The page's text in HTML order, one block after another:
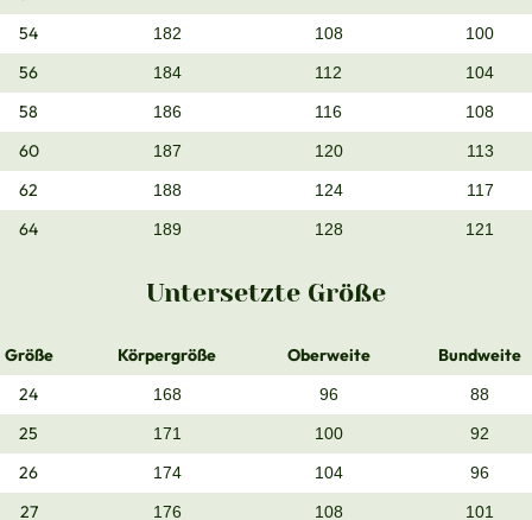
54 182 108 100
56 184 112 104
58 186 116 108
60 187 120 113
62 188 124 117
64 189 128 121
Untersetzte Größe
Größe Körpergröße Oberweite
Bundweite
24
168 96 88
25 171 100 92
26 174 104 96
27 176 108 101